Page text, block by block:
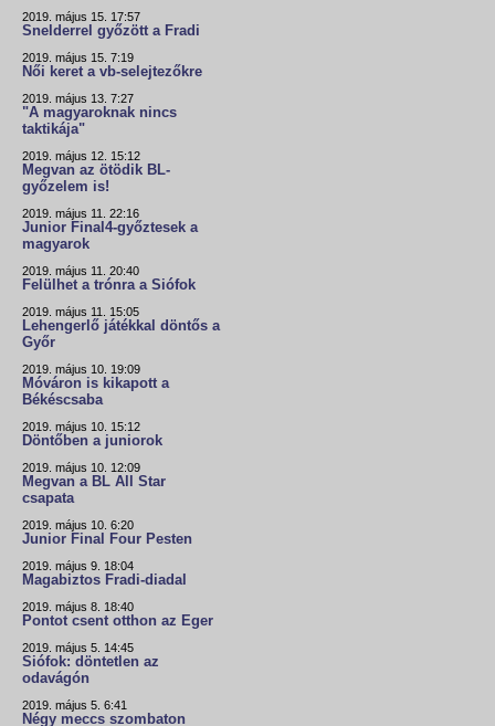
2019. május 15. 17:57
Snelderrel győzött a Fradi
2019. május 15. 7:19
Női keret a vb-selejtezőkre
2019. május 13. 7:27
"A magyaroknak nincs
taktikája"
2019. május 12. 15:12
Megvan az ötödik BL-
győzelem is!
2019. május 11. 22:16
Junior Final4-győztesek a
magyarok
2019. május 11. 20:40
Felülhet a trónra a Siófok
2019. május 11. 15:05
Lehengerlő játékkal döntős a
Győr
2019. május 10. 19:09
Móváron is kikapott a
Békéscsaba
2019. május 10. 15:12
Döntőben a juniorok
2019. május 10. 12:09
Megvan a BL All Star
csapata
2019. május 10. 6:20
Junior Final Four Pesten
2019. május 9. 18:04
Magabiztos Fradi-diadal
2019. május 8. 18:40
Pontot csent otthon az Eger
2019. május 5. 14:45
Siófok: döntetlen az
odavágón
2019. május 5. 6:41
Négy meccs szombaton